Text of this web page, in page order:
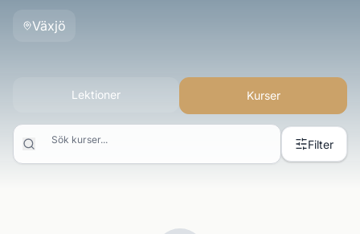
Växjö
Lektioner Kurser
Sök kurser... Filter